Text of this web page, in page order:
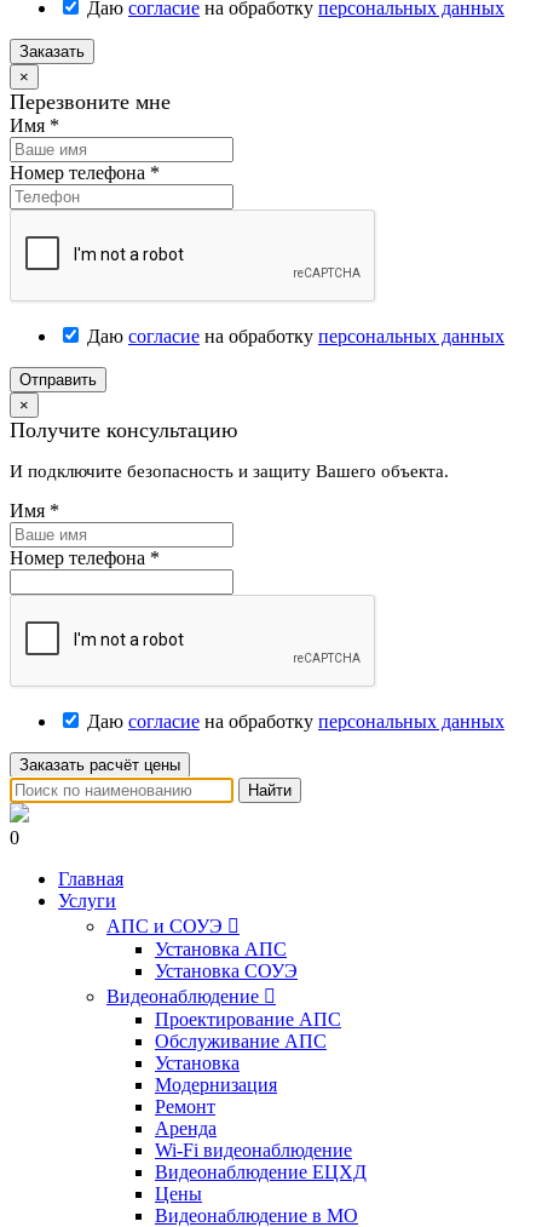
Даю согласие на обработку персональных данных
Заказать
×
Перезвоните мне
Имя *
Номер телефона *
Даю согласие на обработку персональных данных
Отправить
×
Получите консультацию
И подключите безопасность и защиту Вашего объекта.
Имя *
Номер телефона *
Даю согласие на обработку персональных данных
Заказать расчёт цены
Найти
0
Главная
Услуги
АПС и СОУЭ 
Установка АПС
Установка СОУЭ
Видеонаблюдение 
Проектирование АПС
Обслуживание АПС
Установка
Модернизация
Ремонт
Аренда
Wi-Fi видеонаблюдение
Видеонаблюдение ЕЦХД
Цены
Видеонаблюдение в МО